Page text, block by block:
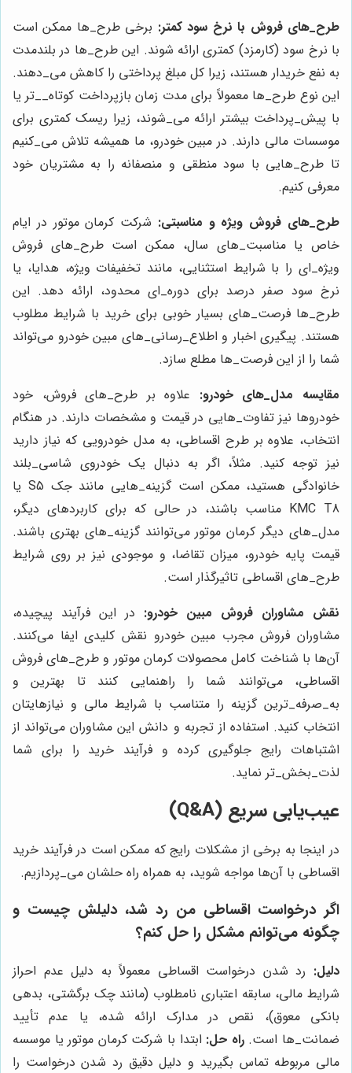
طرح‌_های فروش با نرخ سود کمتر: برخی طرح‌_ها ممکن است
با نرخ سود (کارمزد) کمتری ارائه شوند. این طرح‌_ها در بلندمدت
به نفع خریدار هستند، زیرا کل مبلغ پرداختی را کاهش می‌_دهند.
این نوع طرح‌_ها معمولاً برای مدت زمان بازپرداخت کوتاه_‌_تر یا
با پیش‌_پرداخت بیشتر ارائه می‌_شوند، زیرا ریسک کمتری برای
موسسات مالی دارند. در مبین خودرو، ما همیشه تلاش می‌_کنیم
تا طرح‌_هایی با سود منطقی و منصفانه را به مشتریان خود
معرفی کنیم.
طرح‌_های فروش ویژه و مناسبتی: شرکت کرمان موتور در ایام
خاص یا مناسبت‌_های سال، ممکن است طرح‌_های فروش
ویژه_‌ای را با شرایط استثنایی، مانند تخفیفات ویژه، هدایا، یا
نرخ سود صفر درصد برای دوره_‌ای محدود، ارائه دهد. این
طرح‌_ها فرصت‌_های بسیار خوبی برای خرید با شرایط مطلوب
هستند. پیگیری اخبار و اطلاع‌_رسانی‌_های مبین خودرو می‌تواند
شما را از این فرصت‌_ها مطلع سازد.
مقایسه مدل‌_های خودرو: علاوه بر طرح‌_های فروش، خود
خودروها نیز تفاوت‌_هایی در قیمت و مشخصات دارند. در هنگام
انتخاب، علاوه بر طرح اقساطی، به مدل خودرویی که نیاز دارید
نیز توجه کنید. مثلاً، اگر به دنبال یک خودروی شاسی‌_بلند
خانوادگی هستید، ممکن است گزینه‌_هایی مانند جک S5 یا
KMC T8 مناسب باشند، در حالی که برای کاربردهای دیگر،
مدل‌_های دیگر کرمان موتور می‌توانند گزینه‌_های بهتری باشند.
قیمت پایه خودرو، میزان تقاضا، و موجودی نیز بر روی شرایط
طرح‌_های اقساطی تاثیرگذار است.
نقش مشاوران فروش مبین خودرو: در این فرآیند پیچیده،
مشاوران فروش مجرب مبین خودرو نقش کلیدی ایفا می‌کنند.
آن‌ها با شناخت کامل محصولات کرمان موتور و طرح‌_های فروش
اقساطی، می‌توانند شما را راهنمایی کنند تا بهترین و
به_‌صرفه_‌ترین گزینه را متناسب با شرایط مالی و نیازهایتان
انتخاب کنید. استفاده از تجربه و دانش این مشاوران می‌تواند از
اشتباهات رایج جلوگیری کرده و فرآیند خرید را برای شما
لذت‌_بخش‌_تر نماید.
عیب‌یابی سریع (Q&A)
در اینجا به برخی از مشکلات رایج که ممکن است در فرآیند خرید
اقساطی با آن‌ها مواجه شوید، به همراه راه حلشان می‌_پردازیم.
اگر درخواست اقساطی من رد شد، دلیلش چیست و
چگونه می‌توانم مشکل را حل کنم؟
دلیل: رد شدن درخواست اقساطی معمولاً به دلیل عدم احراز
شرایط مالی، سابقه اعتباری نامطلوب (مانند چک برگشتی، بدهی
بانکی معوق)، نقص در مدارک ارائه شده، یا عدم تأیید
ضمانت‌_ها است.راه حل: ابتدا با شرکت کرمان موتور یا موسسه
مالی مربوطه تماس بگیرید و دلیل دقیق رد شدن درخواست را